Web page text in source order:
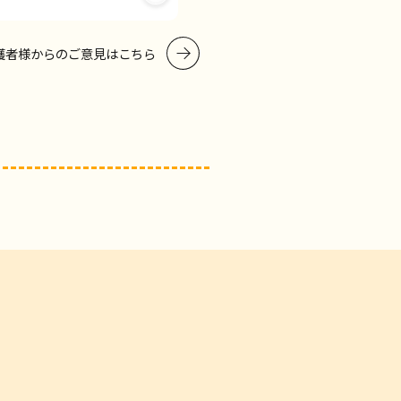
者様からのご意見はこちら